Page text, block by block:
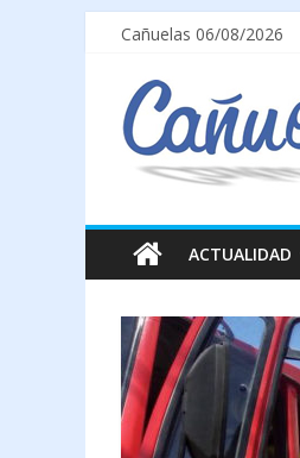
Cañuelas 06/08/2026
ACTUALIDAD